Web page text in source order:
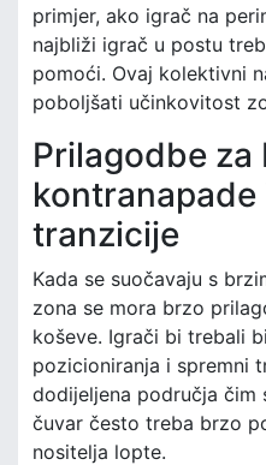
primjer, ako igrač na
najbliži igrač u postu
pomoći. Ovaj kolektivni
poboljšati učinkovitost
Prilagodbe za
tranzicije
Kada se suočavaju s
zona se mora brzo
koševe. Igrači bi trebali
pozicioniranja i spremni
dodijeljena područja čim
čuvar često treba brzo
nositelja lopte.